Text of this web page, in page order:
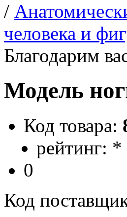
/
человека и
Благодарим
Модель
Код товара:
рейтинг: *
0
Код